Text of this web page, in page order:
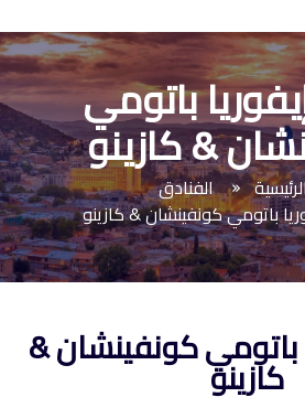
باتومي
& كازينو
الفنادق
باتومي كونفينشان & كازينو
باتومي كونفينشان &
كازينو